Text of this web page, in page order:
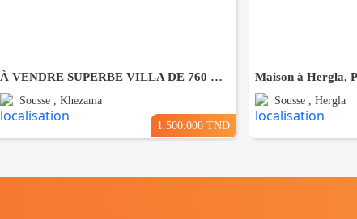
À VENDRE SUPERBE VILLA DE 760 m² À KHZEMA OUEST
Sousse , Khezama
1.500.000 TND
Sousse , Hergla